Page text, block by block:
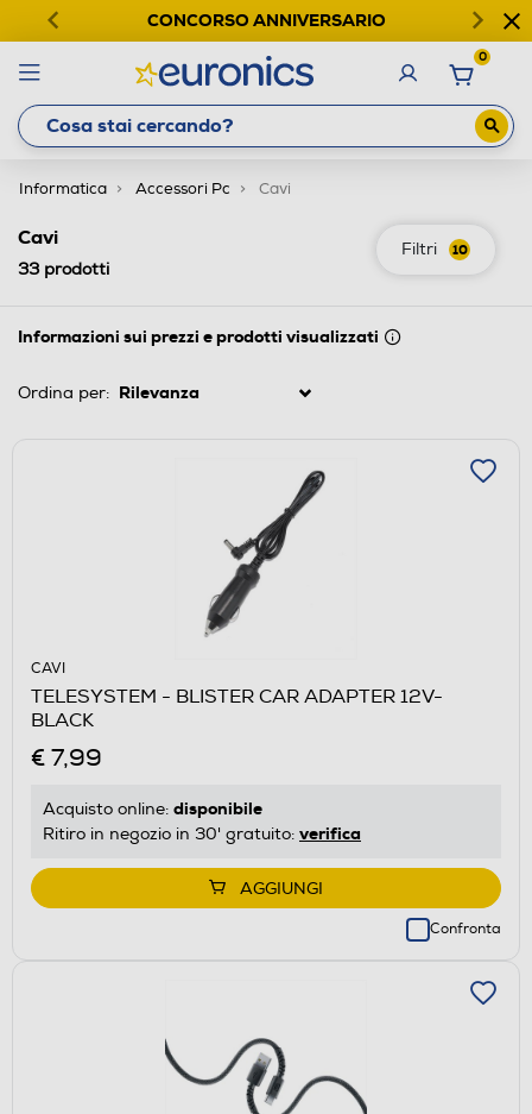
CONCORSO ANNIVERSARIO
0
Informatica Accessori Pc Cavi
Filtri 10
Cavi
33prodotti
Informazioni sui prezzi e prodotti visualizzati
Ordina per:
CAVI
TELESYSTEM - BLISTER CAR ADAPTER 12V-
BLACK
€ 7,99
Acquisto online: disponibile
Ritiro in negozio in 30' gratuito: verifica
AGGIUNGI
Confronta